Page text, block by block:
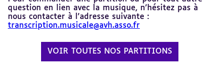
question en lien avec la musique, n’hésitez pas à
nous contacter à l’adresse suivante :
transcription.musicale@avh.asso.fr
VOIR TOUTES NOS PARTITIONS